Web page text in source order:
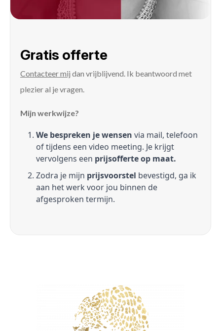
Gratis offerte
Contacteer mij dan vrijblijvend. Ik beantwoord met
plezier al je vragen.
Mijn werkwijze?
We bespreken je wensen via mail, telefoon
of tijdens een video meeting. Je krijgt
vervolgens een prijsofferte op maat.
Zodra je mijn prijsvoorstel bevestigd, ga ik
aan het werk voor jou binnen de
afgesproken termijn.